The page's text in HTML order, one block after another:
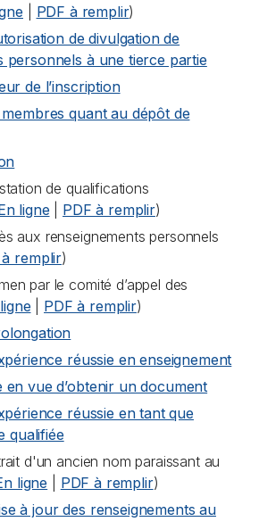
PDF à remplir)
de divulgation de
personnels à une tierce partie
de l’inscription
quant au dépôt de
de qualifications
ligne PDF à remplir)
aux renseignements personnels
à remplir)
par le comité d’appel des
PDF à remplir)
réussie en enseignement
en vue d’obtenir un document
réussie en tant que
qualifiée
d'un ancien nom paraissant au
ligne PDF à remplir)
à jour des renseignements au